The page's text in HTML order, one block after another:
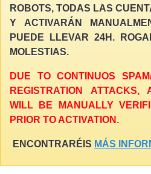
ROBOTS, TODAS LAS
Y ACTIVARÁN
PUEDE LLEVAR 24H.
MOLESTIAS.
DUE TO CONTINUOS
REGISTRATION
WILL BE MANUALLY
PRIOR TO ACTIVATION.
ENCONTRARÉIS MÁS